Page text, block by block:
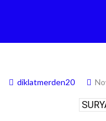
diklatmerden20